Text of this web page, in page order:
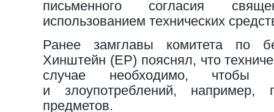
письменного согласия
использованием технических
Ранее замглавы комитета по
Хинштейн (ЕР) пояснял, что
случае необходимо, чтобы
и злоупотреблений, например,
предметов.